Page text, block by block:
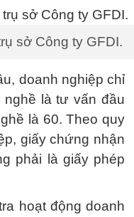
sở Công ty GFDI.
doanh nghiệp chỉ
là tư vấn đầu
là 60. Theo quy
giấy chứng nhận
phải là giấy phép
hoạt động doanh